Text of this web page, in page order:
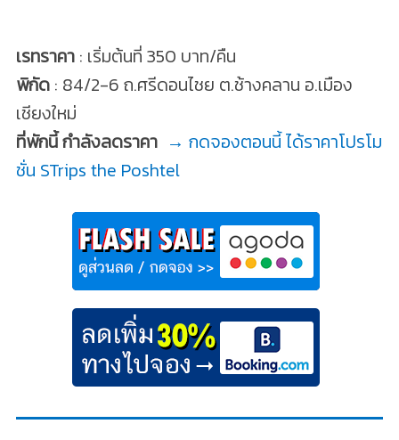
เรทราคา: เริ่มต้นที่ 350 บาท/คืน
พิกัด: 84/2-6 ถ.ศรีดอนไชย ต.ช้างคลาน อ.เมือง
เชียงใหม่
ที่พักนี้ กำลังลดราคา → กดจองตอนนี้ ได้ราคาโปรโม
ชั่น STrips the Poshtel